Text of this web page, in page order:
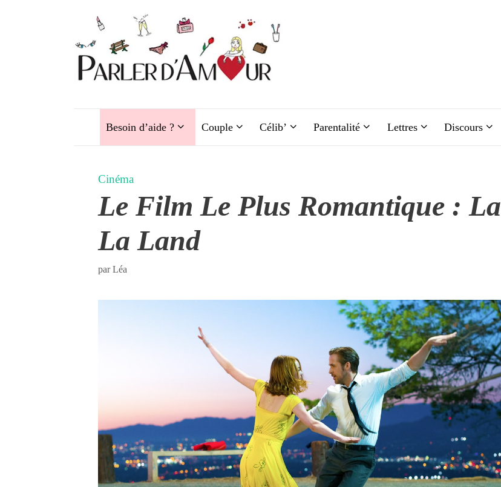
Besoin d’aide ? Couple Célib’ Parentalité Lettres Discours
Cinéma
Le Film Le Plus Romantique : La
La Land
parLéa